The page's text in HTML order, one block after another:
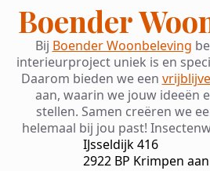
Boender
Bij Boender Woonbeleving
interieurproject uniek is en
Daarom bieden we een
aan, waarin we jouw ideeën
stellen. Samen creëren we
helemaal bij jou past!
IJsseldijk 416
2922 BP Krimpen